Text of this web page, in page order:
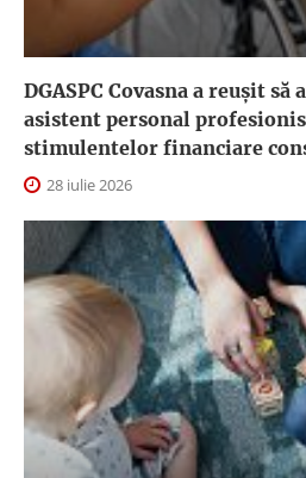
DGASPC Covasna a reuşit
asistent personal
stimulentelor financiare
28 iulie 2026